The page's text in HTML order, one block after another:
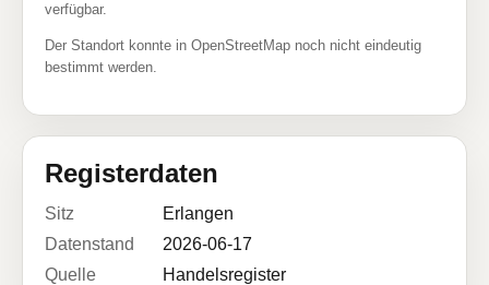
verfügbar.
Der Standort konnte in OpenStreetMap noch nicht eindeutig
bestimmt werden.
Registerdaten
Sitz
Erlangen
Datenstand
2026-06-17
Quelle
Handelsregister